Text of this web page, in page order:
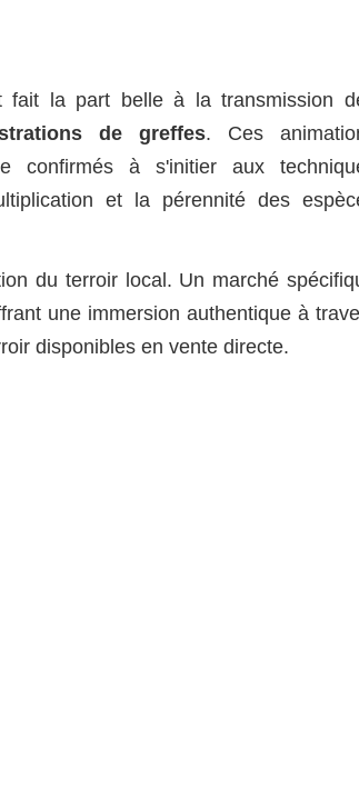
fait la part belle à la transmission
de greffes. Ces
confirmés à s'initier aux
et la pérennité des
du terroir local. Un marché
une immersion authentique à
disponibles en vente directe.